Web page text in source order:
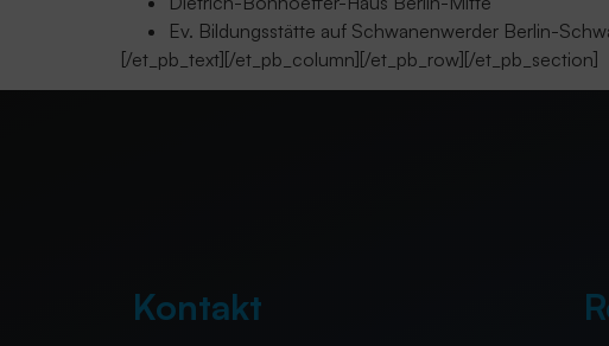
Ev. Bildungsstätte auf Schwanenwerder Berlin-
[/et_pb_text][/et_pb_column][/et_pb_row][/et_pb_section]
Kontakt